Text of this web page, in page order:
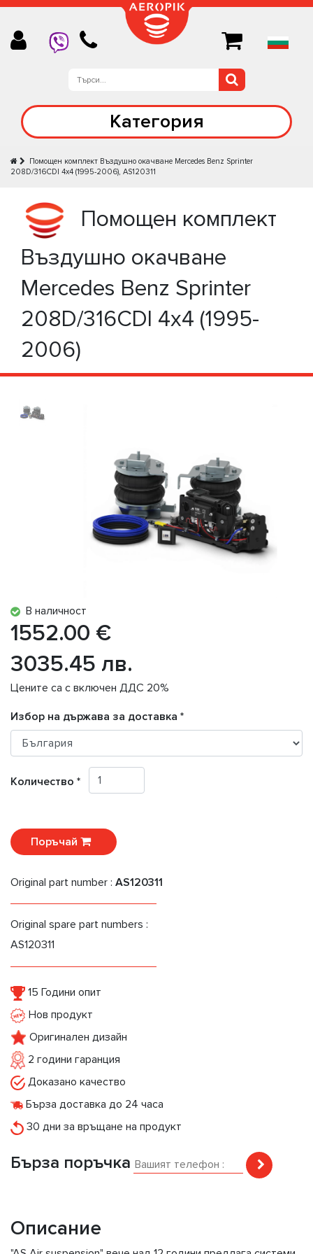
Категория
Помощен комплект Въздушно окачване Mercedes Benz Sprinter
208D/316CDI 4x4 (1995-2006), AS120311
Помощен комплект
Въздушно окачване
Mercedes Benz Sprinter
208D/316CDI 4x4 (1995-
2006)
В наличност
1552.00 €
3035.45 лв.
Цените са с включен ДДС 20%
Избор на държава за доставка *
Количество *
Поръчай
Original part number : AS120311
Original spare part numbers :
AS120311
15 Години опит
Нов продукт
Оригинален дизайн
2 години гаранция
Доказано качество
Бърза доставка до 24 часа
30 дни за връщане на продукт
Бърза поръчка
Описание